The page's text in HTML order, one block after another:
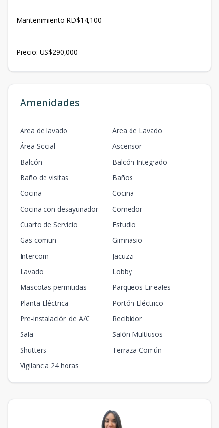
Mantenimiento RD$14,100
Precio: US$290,000
Amenidades
Area de lavado
Area de Lavado
Área Social
Ascensor
Balcón
Balcón Integrado
Baño de visitas
Baños
Cocina
Cocina
Cocina con desayunador
Comedor
Cuarto de Servicio
Estudio
Gas común
Gimnasio
Intercom
Jacuzzi
Lavado
Lobby
Mascotas permitidas
Parqueos Lineales
Planta Eléctrica
Portón Eléctrico
Pre-instalación de A/C
Recibidor
Sala
Salón Multiusos
Shutters
Terraza Común
Vigilancia 24 horas